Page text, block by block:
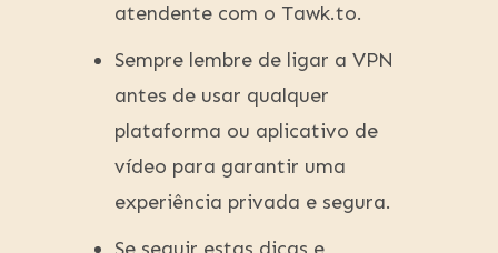
atendente com o Tawk.to.
Sempre lembre de ligar a VPN
antes de usar qualquer
plataforma ou aplicativo de
vídeo para garantir uma
experiência privada e segura.